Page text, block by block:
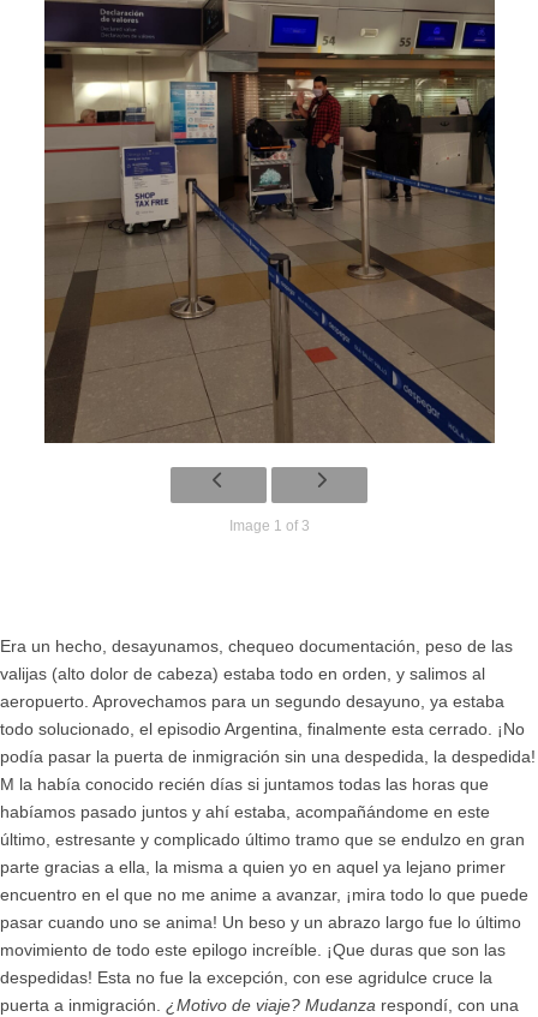
Image 1 of 3
Era un hecho, desayunamos, chequeo documentación, peso de las
valijas (alto dolor de cabeza) estaba todo en orden, y salimos al
aeropuerto. Aprovechamos para un segundo desayuno, ya estaba
todo solucionado, el episodio Argentina, finalmente esta cerrado. ¡No
podía pasar la puerta de inmigración sin una despedida, la despedida!
M la había conocido recién días si juntamos todas las horas que
habíamos pasado juntos y ahí estaba, acompañándome en este
último, estresante y complicado último tramo que se endulzo en gran
parte gracias a ella, la misma a quien yo en aquel ya lejano primer
encuentro en el que no me anime a avanzar, ¡mira todo lo que puede
pasar cuando uno se anima! Un beso y un abrazo largo fue lo último
movimiento de todo este epilogo increíble. ¡Que duras que son las
despedidas! Esta no fue la excepción, con ese agridulce cruce la
puerta a inmigración. ¿Motivo de viaje? Mudanza respondí, con una